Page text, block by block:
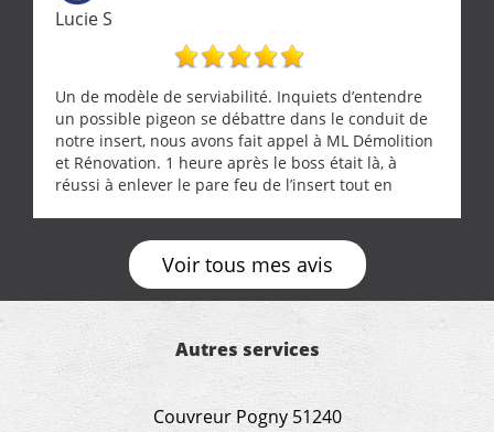
Lucie S
Un de modèle de serviabilité. Inquiets d’entendre
un possible pigeon se débattre dans le conduit de
notre insert, nous avons fait appel à ML Démolition
et Rénovation. 1 heure après le boss était là, à
réussi à enlever le pare feu de l’insert tout en
l’oiseau jusqu’à ce qu’il reprenne ses esprits et
puisse s’envoler. Après quoi il a procédé au
ramonage de notre insert avec dextérité et une
nombreux conseils concernant d’autres sujets. Un
entrepreneur comme on souhaite en rencontrer.
Voir tous mes avis
Autres services
Couvreur Pogny 51240